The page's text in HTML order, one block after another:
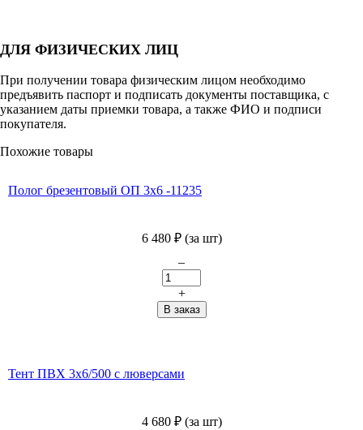
ДЛЯ ФИЗИЧЕСКИХ ЛИЦ
При получении товара физическим лицом необходимо
предъявить паспорт и подписать документы поставщика, с
указанием даты приемки товара, а также ФИО и подписи
покупателя.
Похожие товары
Полог брезентовый ОП 3х6 -11235
6 480 ₽ (за шт)
–
+
Тент ПВХ 3х6/500 с люверсами
4 680 ₽ (за шт)